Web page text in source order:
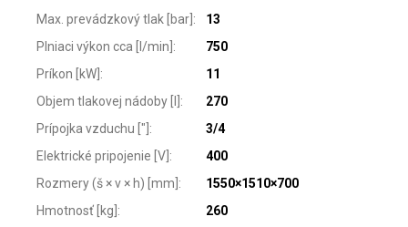
Max. prevádzkový tlak [bar] :
13
Plniaci výkon cca [l/min] :
750
Príkon [kW] :
11
Objem tlakovej nádoby [l] :
270
Prípojka vzduchu ["] :
3/4
Elektrické pripojenie [V] :
400
Rozmery (š × v × h) [mm] :
1550×1510×700
Hmotnosť [kg] :
260